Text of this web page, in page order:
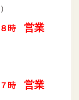
時 営業
時 営業